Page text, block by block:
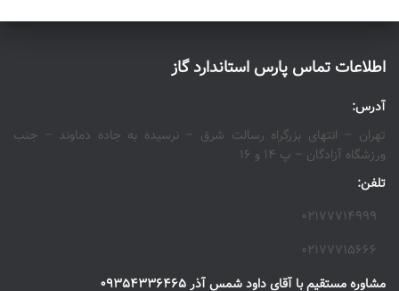
اطلاعات تماس پارس استاندارد گاز
آدرس:
تهران – انتهای بزرگراه رسالت شرق – نرسیده به جاده دماوند – جنب
ورزشگاه آزادگان – پ ۱۴ و ۱۶
تلفن:
۰۲۱۷۷۷۱۴۹۹۹
۰۲۱۷۷۷۱۵۶۶۶
مشاوره مستقیم با آقای داود شمس آذر ۰۹۳۵۴۳۳۶۴۶۵